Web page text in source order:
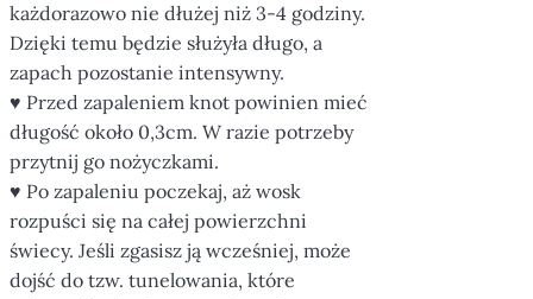
każdorazowo nie dłużej niż 3-4 godziny.
Dzięki temu będzie służyła długo, a
zapach pozostanie intensywny.
♥ Przed zapaleniem knot powinien mieć
długość około 0,3cm. W razie potrzeby
przytnij go nożyczkami.
♥ Po zapaleniu poczekaj, aż wosk
rozpuści się na całej powierzchni
świecy. Jeśli zgasisz ją wcześniej, może
dojść do tzw. tunelowania, które